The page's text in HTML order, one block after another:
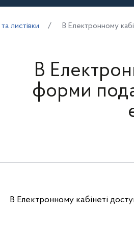
листівки В Електронному
В
форми
В Електронному кабінеті